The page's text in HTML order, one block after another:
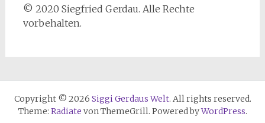
© 2020 Siegfried Gerdau. Alle Rechte
vorbehalten.
Copyright © 2026 Siggi Gerdaus Welt. All rights reserved.
Theme: Radiate von ThemeGrill. Powered byWordPress.